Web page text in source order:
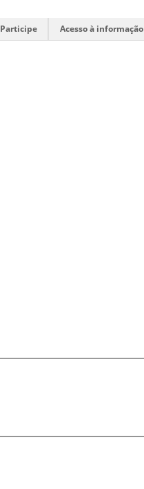
Participe Acesso à informação